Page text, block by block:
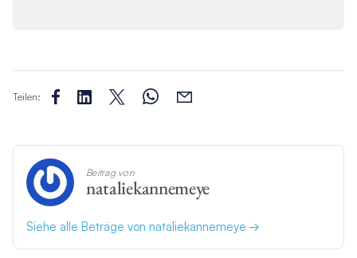
Teilen:
Beitrag von
nataliekannemeye
Siehe alle Beträge von nataliekannemeye